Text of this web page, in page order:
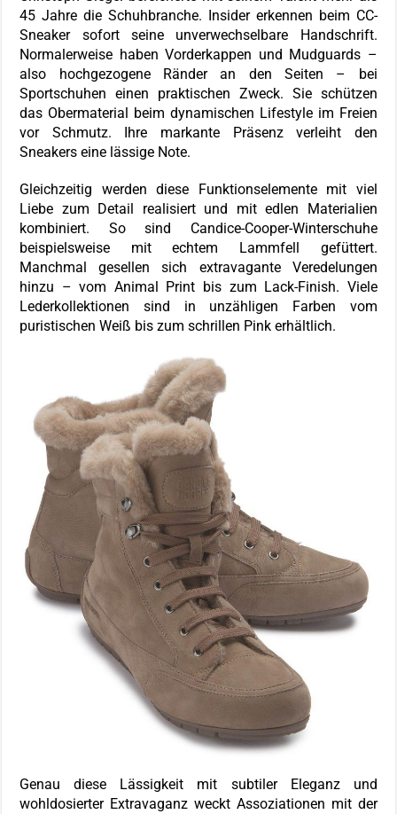
45 Jahre die Schuhbranche. Insider erkennen beim CC-
Sneaker sofort seine unverwechselbare Handschrift.
Normalerweise haben Vorderkappen und Mudguards –
also hochgezogene Ränder an den Seiten – bei
Sportschuhen einen praktischen Zweck. Sie schützen
das Obermaterial beim dynamischen Lifestyle im Freien
vor Schmutz. Ihre markante Präsenz verleiht den
Sneakers eine lässige Note.
Gleichzeitig werden diese Funktionselemente mit viel
Liebe zum Detail realisiert und mit edlen Materialien
kombiniert. So sind Candice-Cooper-Winterschuhe
beispielsweise mit echtem Lammfell gefüttert.
Manchmal gesellen sich extravagante Veredelungen
hinzu – vom Animal Print bis zum Lack-Finish. Viele
Lederkollektionen sind in unzähligen Farben vom
puristischen Weiß bis zum schrillen Pink erhältlich.
Genau diese Lässigkeit mit subtiler Eleganz und
wohldosierter Extravaganz weckt Assoziationen mit der